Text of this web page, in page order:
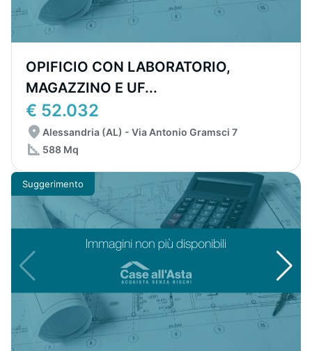
OPIFICIO CON LABORATORIO,
MAGAZZINO E UF...
€ 52.032
Alessandria (AL) - Via Antonio Gramsci 7
588 Mq
Suggerimento